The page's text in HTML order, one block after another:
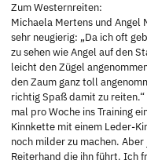
Zum Westernreiten:
Michaela Mertens und Angel
sehr neugierig: „Da ich oft
zu sehen wie Angel auf den
leicht den Zügel
den Zaum ganz toll
richtig Spaß damit zu
mal pro Woche ins Training
Kinnkette mit einem Leder-
noch milder zu machen.
Reiterhand die ihn führt. Ich